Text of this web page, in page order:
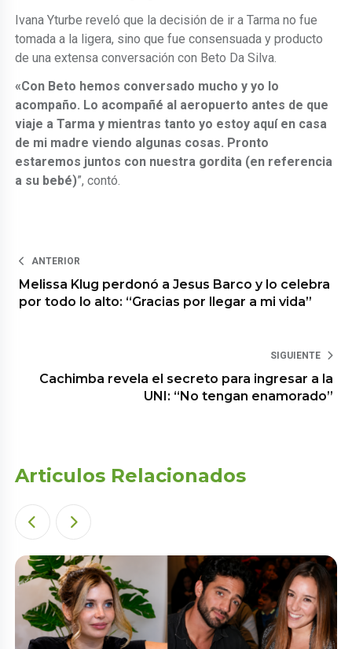
Ivana Yturbe reveló que la decisión de ir a Tarma no fue
tomada a la ligera, sino que fue consensuada y producto
de una extensa conversación con Beto Da Silva.
«Con Beto hemos conversado mucho y yo lo
acompaño. Lo acompañé al aeropuerto antes de que
viaje a Tarma y mientras tanto yo estoy aquí en casa
de mi madre viendo algunas cosas. Pronto
estaremos juntos con nuestra gordita (en referencia
a su bebé)”, contó.
ANTERIOR
Melissa Klug perdonó a Jesus Barco y lo celebra
por todo lo alto: “Gracias por llegar a mi vida”
SIGUIENTE
Cachimba revela el secreto para ingresar a la
UNI: “No tengan enamorado”
Articulos Relacionados